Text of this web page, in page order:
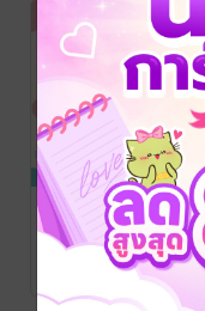
mom&kids
me+ Vol.4
Issue.27
writer2happy
/
ebook4u
นิตยสารแม่และเด็ก
No Rating
check list
พัฒนาการทารก
1 - 12 เดือน
พร้อมเป็นแม่/ Kids
game book
นิตยสารแม่และเด็ก